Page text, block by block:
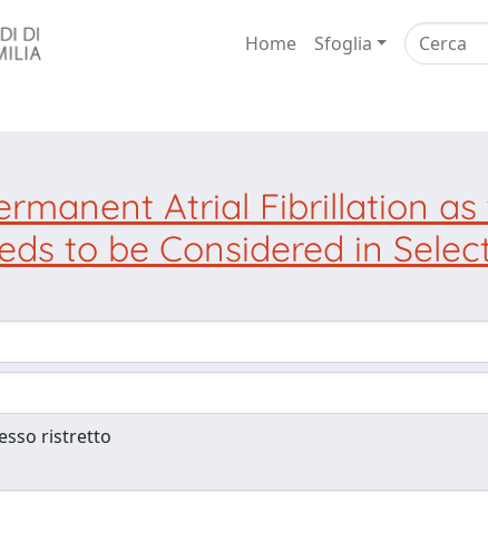
Home Sfoglia
Atrial Fibrillation
to be Considered in
ristretto